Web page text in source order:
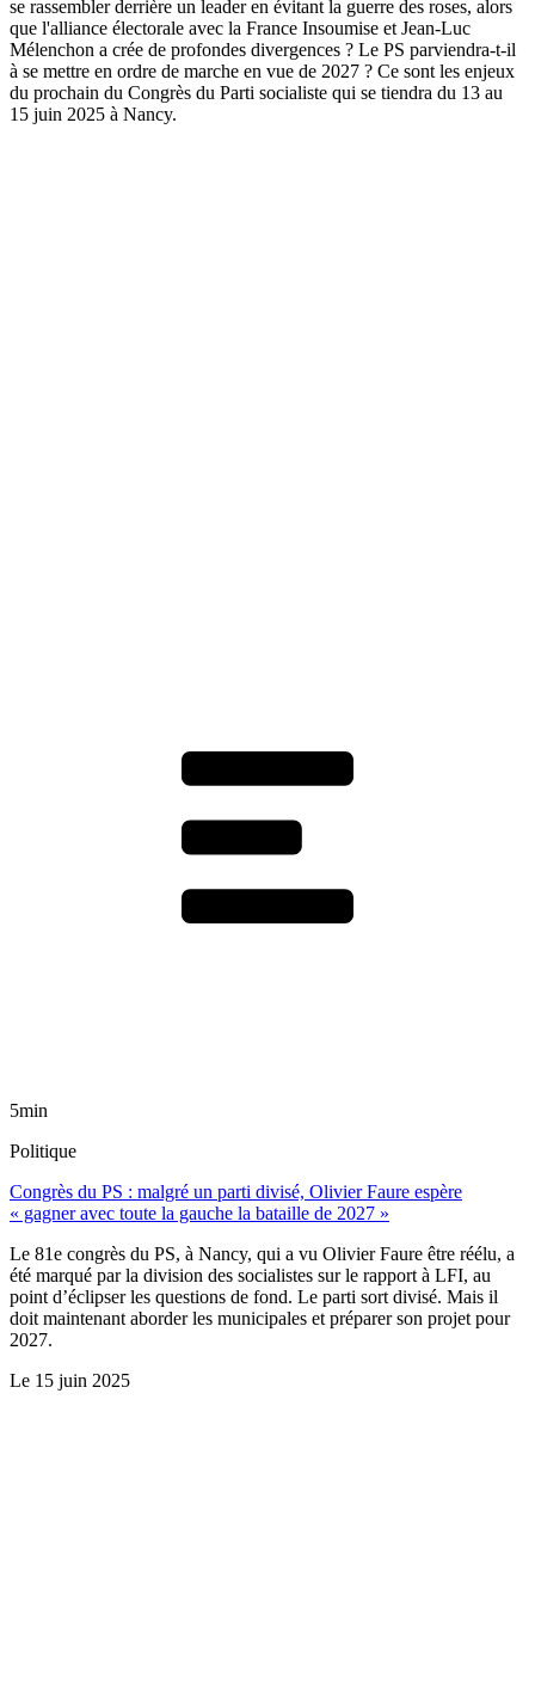
se rassembler derrière un leader en évitant la guerre des roses, alors
que l'alliance électorale avec la France Insoumise et Jean-Luc
Mélenchon a crée de profondes divergences ? Le PS parviendra-t-il
à se mettre en ordre de marche en vue de 2027 ? Ce sont les enjeux
du prochain du Congrès du Parti socialiste qui se tiendra du 13 au
15 juin 2025 à Nancy.
5min
Politique
Congrès du PS : malgré un parti divisé, Olivier Faure espère
« gagner avec toute la gauche la bataille de 2027 »
Le 81e congrès du PS, à Nancy, qui a vu Olivier Faure être réélu, a
été marqué par la division des socialistes sur le rapport à LFI, au
point d’éclipser les questions de fond. Le parti sort divisé. Mais il
doit maintenant aborder les municipales et préparer son projet pour
2027.
Le 15 juin 2025